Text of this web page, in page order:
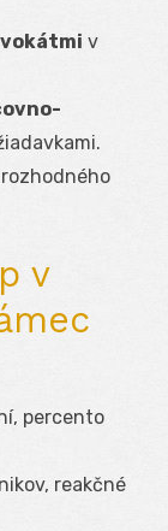
v
v
percento
reakčné